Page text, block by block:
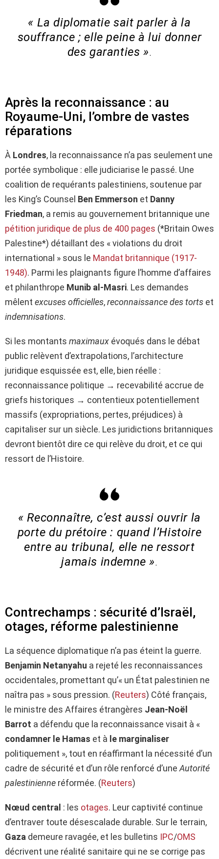
« La diplomatie sait parler à la
souffrance ; elle peine à lui donner
des garanties ».
Après la reconnaissance : au
Royaume-Uni, l’ombre de vastes
réparations
À Londres, la reconnaissance n’a pas seulement une
portée symbolique : elle judiciarise le passé. Une
coalition de requérants palestiniens, soutenue par
les King’s Counsel Ben Emmerson et Danny
Friedman, a remis au gouvernement britannique une
pétition juridique de plus de 400 pages (*Britain Owes
Palestine*) détaillant des « violations du droit
international » sous le Mandat britannique (1917-
1948). Parmi les plaignants figure l’homme d’affaires
et philanthrope Munib al-Masri. Les demandes
mêlent excuses officielles,reconnaissance des torts et
indemnisations.
Si les montants maximaux évoqués dans le débat
public relèvent d’extrapolations, l’architecture
juridique esquissée est, elle, bien réelle :
reconnaissance politique → recevabilité accrue de
griefs historiques → contentieux potentiellement
massifs (expropriations, pertes, préjudices) à
capitaliser sur un siècle. Les juridictions britanniques
devront bientôt dire ce qui relève du droit, et ce qui
ressort de l’Histoire.
« Reconnaître, c’est aussi ouvrir la
porte du prétoire : quand l’Histoire
entre au tribunal, elle ne ressort
jamais indemne ».
Contrechamps : sécurité d’Israël,
otages, réforme palestinienne
La séquence diplomatique n’a pas éteint la guerre.
Benjamin Netanyahu a rejeté les reconnaissances
occiden­tales, promettant qu’« un État palestinien ne
naîtra pas » sous pression. (Reuters) Côté français,
le ministre des Affaires étrangères Jean-Noël
Barrot a défendu que la reconnaissance visait à «
condamner le Hamas et à le marginaliser
politiquement », tout en réaffirmant la nécessité d’un
cadre de sécurité et d’un rôle renforcé d’uneAutorité
palestinienne réformée. (Reuters)
Nœud central : les otages. Leur captivité continue
d’entraver toute désescalade durable. Sur le terrain,
Gaza demeure ravagée, et les bulletins IPC/OMS
décrivent une réalité sanitaire qui ne se corrige pas